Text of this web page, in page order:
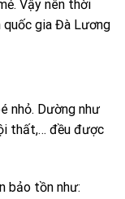
Vậy nên thời
gia Đà Lương
nhỏ. Dường như
thất,… đều được
bảo tồn như: